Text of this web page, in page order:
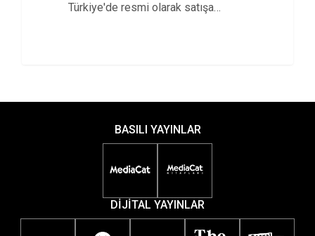
Türkiye'de resmi olarak satışa
BASILI YAYINLAR
DİJİTAL YAYINLAR